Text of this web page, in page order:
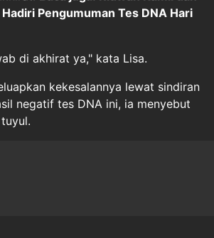
Pengumuman Tes DNA Hari
di akhirat ya," kata Lisa.
kekesalannya lewat sindiran
negatif tes DNA ini, ia menyebut